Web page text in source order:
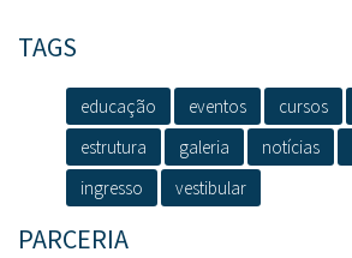
TAGS
educação eventos cursos
estrutura
galeria notícias
ingresso
vestibular
PARCERIA